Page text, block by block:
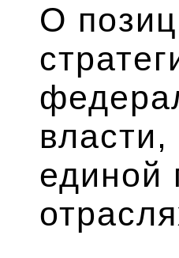
О
единой